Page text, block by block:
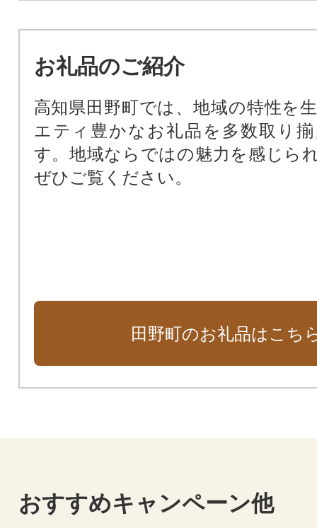
お礼品のご紹介
高知県田野町では、地域の特性を
エティ豊かなお礼品を多数取り
す。地域ならではの魅力を感じら
ぜひご覧ください。
田野町のお礼品はこち
おすすめキャンペーン他